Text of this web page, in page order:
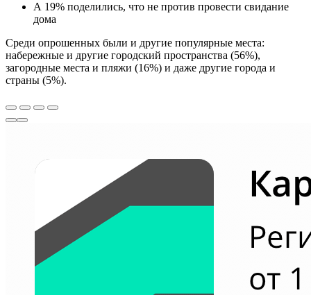
А 19% поделились, что не против провести свидание
дома
Среди опрошенных были и другие популярные места:
набережные и другие городский пространства (56%),
загородные места и пляжи (16%) и даже другие города и
страны (5%).